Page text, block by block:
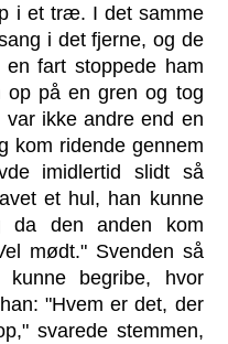
i et træ. I det samme
i det fjerne, og de
fart stoppede ham
på en gren og tog
ikke andre end en
kom ridende gennem
imidlertid slidt så
et hul, han kunne
da den anden kom
mødt." Svenden så
begribe, hvor
"Hvem er det, der
svarede stemmen,